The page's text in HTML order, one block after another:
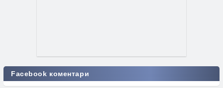
Facebook коментари